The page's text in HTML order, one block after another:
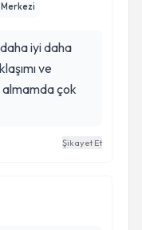
çoğu zaman
çok önemli
gözlerimle
koşulsuz ve
ruhumun
Merkezi
iyi daha
ve
almamda çok
Şikayet Et